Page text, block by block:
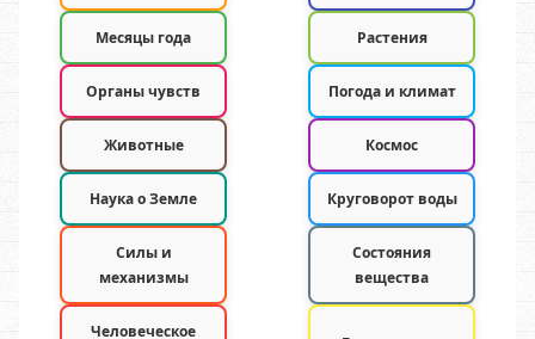
Месяцы года Растения
Органы чувств Погода и климат
Животные Космос
Наука о Земле Круговорот воды
Силы и
механизмы
Состояния
вещества
Человеческое